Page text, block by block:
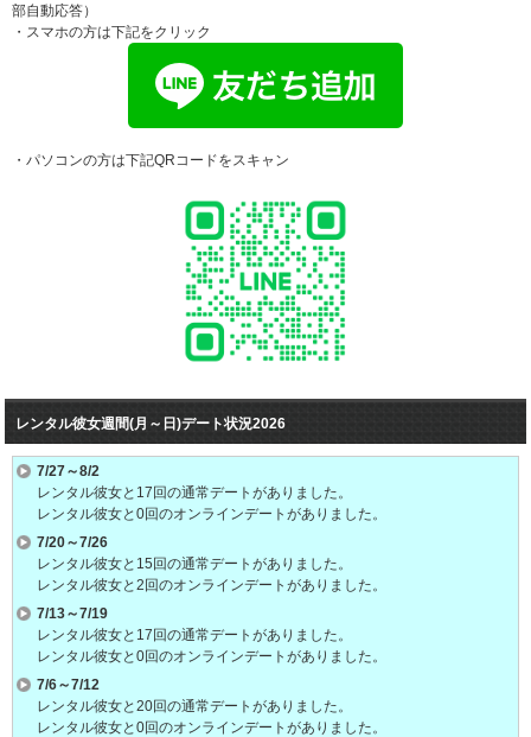
部自動応答）
・スマホの方は下記をクリック
・パソコンの方は下記QRコードをスキャン
レンタル彼女週間(月～日)デート状況2026
7/27～8/2
レンタル彼女と17回の通常デートがありました。
レンタル彼女と0回のオンラインデートがありました。
7/20～7/26
レンタル彼女と15回の通常デートがありました。
レンタル彼女と2回のオンラインデートがありました。
7/13～7/19
レンタル彼女と17回の通常デートがありました。
レンタル彼女と0回のオンラインデートがありました。
7/6～7/12
レンタル彼女と20回の通常デートがありました。
レンタル彼女と0回のオンラインデートがありました。